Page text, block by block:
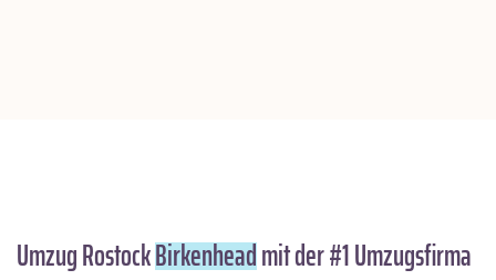
Umzug RostockBirkenheadmit der #1 Umzugsfirma